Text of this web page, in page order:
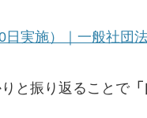
実施）｜一般社団
と振り返ることで「